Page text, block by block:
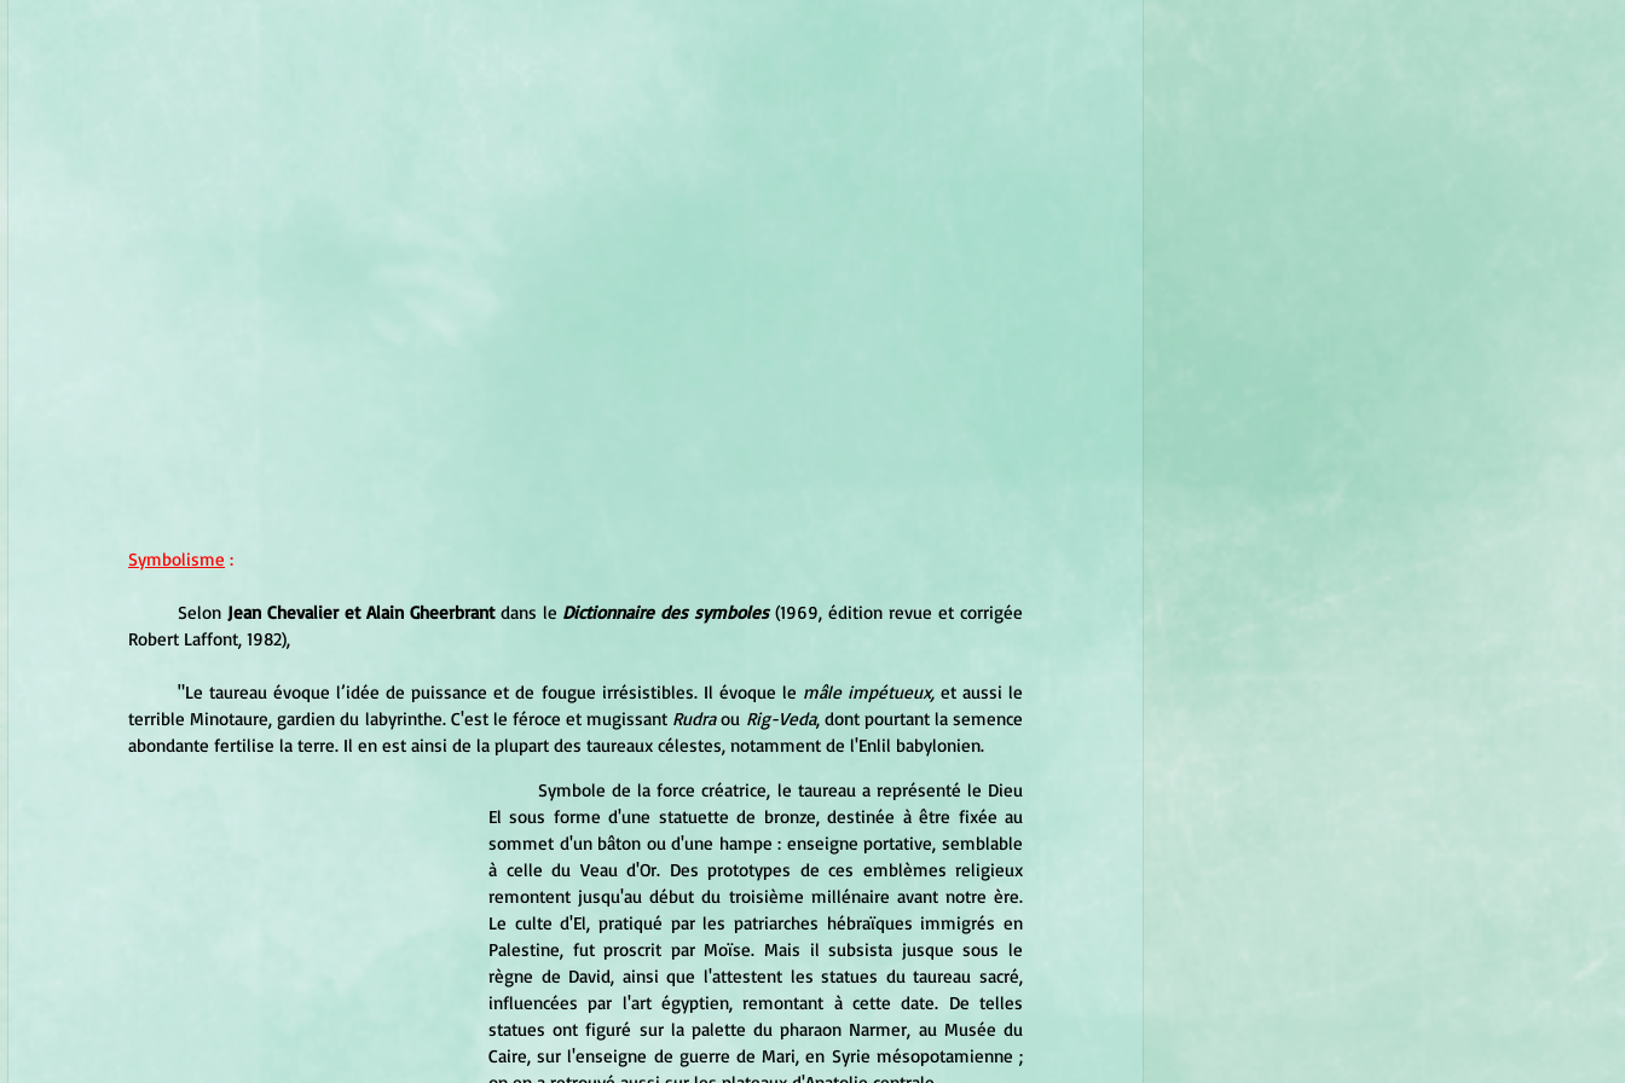
Symbolisme :
	Selon
Jean Chevalier et Alain Gheerbrant dans le Dictionnaire des symboles (1969, édition revue et corrigée
Robert Laffont, 1982),
	"Le taureau évoque l’idée de puissance et de fougue irrésistibles. Il évoque le
mâle impétueux, et aussi le
terrible Minotaure, gardien du labyrinthe. C'est le féroce et mugissant Rudra ou Rig-Veda, dont pourtant la semence
abondante fertilise la terre. Il en est ainsi de la plupart des taureaux célestes, notamment de l'Enlil babylonien.
	Symbole de la force créatrice, le taureau a représenté le Dieu
El sous forme d'une statuette de bronze, destinée à être fixée au
sommet d'un bâton ou d'une hampe : enseigne portative, semblable
à celle du Veau d'Or. Des prototypes de ces emblèmes religieux
remontent jusqu'au début du troisième millénaire avant notre ère.
Le culte d'El, pratiqué par les patriarches hébraïques immigrés en
Palestine, fut proscrit par Moïse. Mais il subsista jusque sous le
règne de David, ainsi que l'attestent les statues du taureau sacré,
influencées par l'art égyptien, remontant à cette date. De telles
statues ont figuré sur la palette du pharaon Narmer, au Musée du
Caire, sur l'enseigne de guerre de Mari, en Syrie mésopotamienne ;